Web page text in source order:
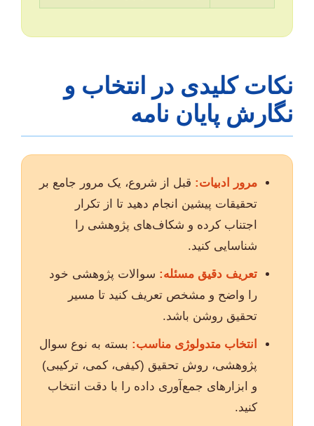
نکات کلیدی در انتخاب و
نگارش پایان نامه
مرور ادبیات: قبل از شروع، یک مرور جامع بر
تحقیقات پیشین انجام دهید تا از تکرار
اجتناب کرده و شکاف‌های پژوهشی را
شناسایی کنید.
تعریف دقیق مسئله: سوالات پژوهشی خود
را واضح و مشخص تعریف کنید تا مسیر
تحقیق روشن باشد.
انتخاب متدولوژی مناسب: بسته به نوع سوال
پژوهشی، روش تحقیق (کیفی، کمی، ترکیبی)
و ابزارهای جمع‌آوری داده را با دقت انتخاب
کنید.